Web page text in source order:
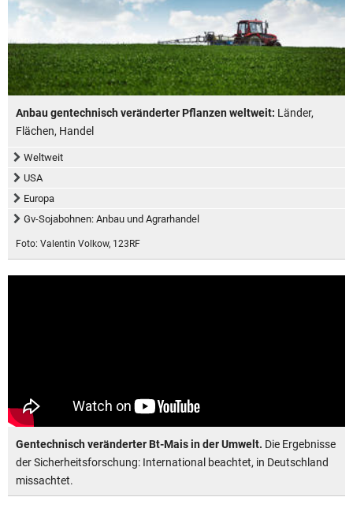
Anbau gentechnisch veränderter Pflanzen weltweit: Länder,
Flächen, Handel
Weltweit
USA
Europa
Gv-Sojabohnen: Anbau und Agrarhandel
Foto: Valentin Volkow, 123RF
Gentechnisch veränderter Bt-Mais in der Umwelt. Die Ergebnisse
der Sicherheitsforschung: International beachtet, in Deutschland
missachtet.